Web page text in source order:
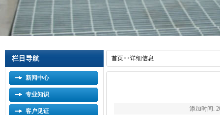
栏目导航
新闻中心
专业知识
客户见证
首页>>详细信息
添加时间: